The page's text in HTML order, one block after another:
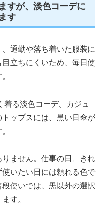
すが、淡色コーデに
す
通勤や落ち着いた服装に
立ちにくいため、毎日使
る淡色コーデ、カジュ
ップスには、黒い日傘が
ません。仕事の日、きれ
いたい日には頼れる色で
使いでは、黒以外の選択
す。